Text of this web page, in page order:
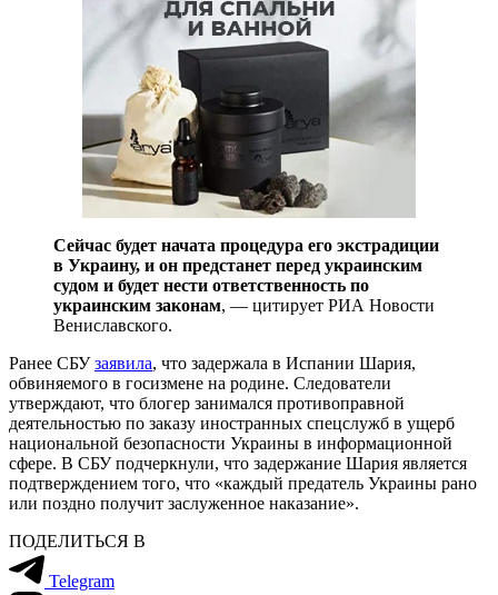
Сейчас будет начата процедура его экстрадиции
в Украину, и он предстанет перед украинским
судом и будет нести ответственность по
украинским законам, — цитирует РИА Новости
Вениславского.
Ранее СБУзаявила, что задержала в Испании Шария,
обвиняемого в госизмене на родине. Следователи
утверждают, что блогер занимался противоправной
деятельностью по заказу иностранных спецслужб в ущерб
национальной безопасности Украины в информационной
сфере. В СБУ подчеркнули, что задержание Шария является
подтверждением того, что «каждый предатель Украины рано
или поздно получит заслуженное наказание».
ПОДЕЛИТЬСЯ В
Telegram